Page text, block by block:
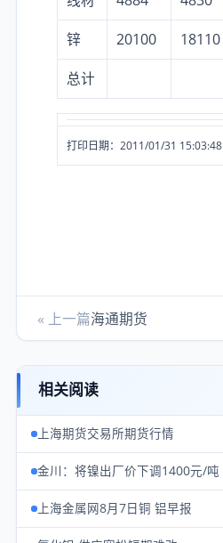
锌
20100 18110
总计
打印日期：2011/01/31 15:03:48
« 上一篇海通期货
相关阅读
上海期货交易所期货行情
金川：将镍出厂价下调1400元/吨
上海金属网8月7日铜 铝早报